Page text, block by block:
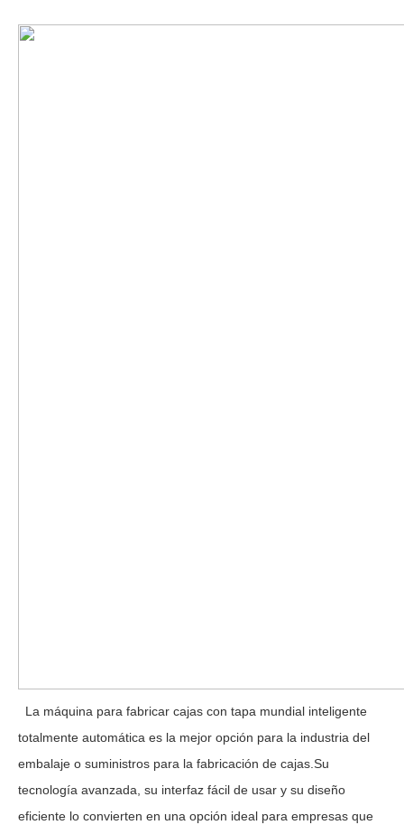
totalmente automática es la mejor opción para la industria del
embalaje o suministros para la fabricación de cajas.Su
tecnología avanzada, su interfaz fácil de usar y su diseño
eficiente lo convierten en una opción ideal para empresas que